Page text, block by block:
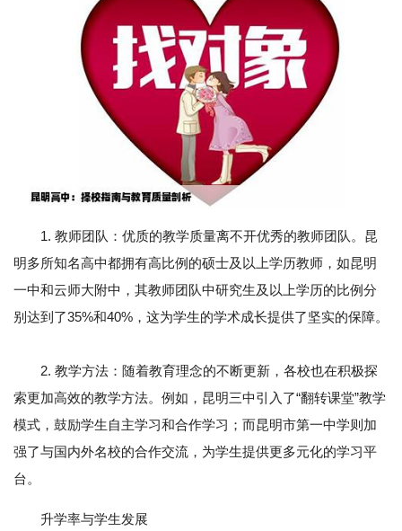
1. 教师团队：优质的教学质量离不开优秀的教师团队。昆
明多所知名高中都拥有高比例的硕士及以上学历教师，如昆明
一中和云师大附中，其教师团队中研究生及以上学历的比例分
别达到了35%和40%，这为学生的学术成长提供了坚实的保障。
2. 教学方法：随着教育理念的不断更新，各校也在积极探
索更加高效的教学方法。例如，昆明三中引入了“翻转课堂”教学
模式，鼓励学生自主学习和合作学习；而昆明市第一中学则加
强了与国内外名校的合作交流，为学生提供更多元化的学习平
台。
升学率与学生发展